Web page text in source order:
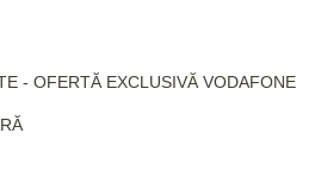
- OFERTĂ EXCLUSIVĂ VODAFONE